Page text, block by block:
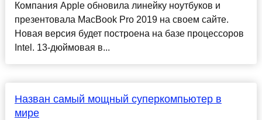
Компания Apple обновила линейку ноутбуков и
презентовала MacBook Pro 2019 на своем сайте.
Новая версия будет построена на базе процессоров
Intel. 13-дюймовая в...
Назван самый мощный суперкомпьютер в
мире